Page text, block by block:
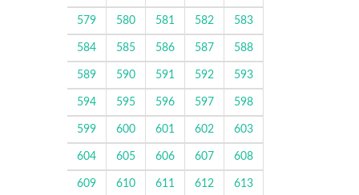
579 580 581 582 583
584 585 586 587 588
589 590 591 592 593
594 595 596 597 598
599 600 601 602 603
604 605 606 607 608
609 610 611 612 613